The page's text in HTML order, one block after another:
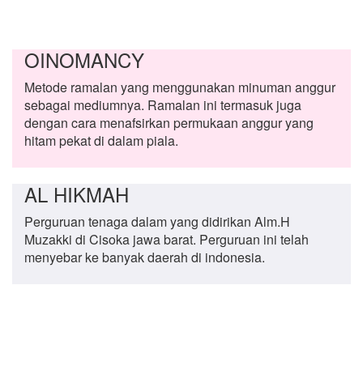
OINOMANCY
Metode ramalan yang menggunakan minuman anggur
sebagai mediumnya. Ramalan ini termasuk juga
dengan cara menafsirkan permukaan anggur yang
hitam pekat di dalam piala.
AL HIKMAH
Perguruan tenaga dalam yang didirikan Alm.H
Muzakki di Cisoka jawa barat. Perguruan ini telah
menyebar ke banyak daerah di indonesia.